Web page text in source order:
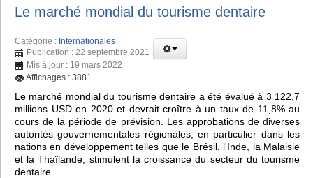
Le marché mondial du tourisme dentaire
Catégorie : Internationales
Publication : 22 septembre 2021
Mis à jour : 19 mars 2022
Affichages : 3881
Le marché mondial du tourisme dentaire a été évalué à 3 122,7
millions USD en 2020 et devrait croître à un taux de 11,8% au
cours de la période de prévision. Les approbations de diverses
autorités gouvernementales régionales, en particulier dans les
nations en développement telles que le Brésil, l'Inde, la Malaisie
et la Thaïlande, stimulent la croissance du secteur du tourisme
dentaire.